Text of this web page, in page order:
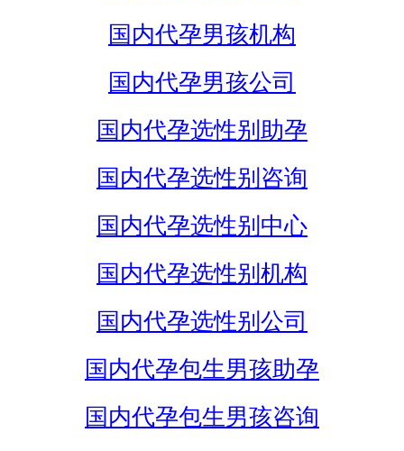
国内代孕男孩机构
国内代孕男孩公司
国内代孕选性别助孕
国内代孕选性别咨询
国内代孕选性别中心
国内代孕选性别机构
国内代孕选性别公司
国内代孕包生男孩助孕
国内代孕包生男孩咨询